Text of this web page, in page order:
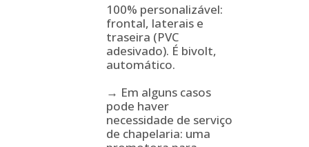
100% personalizável:
frontal, laterais e
traseira (PVC
adesivado). É bivolt,
automático.
→ Em alguns casos
pode haver
necessidade de serviço
de chapelaria: uma